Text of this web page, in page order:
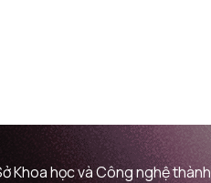
Khoa học và Công nghệ thành